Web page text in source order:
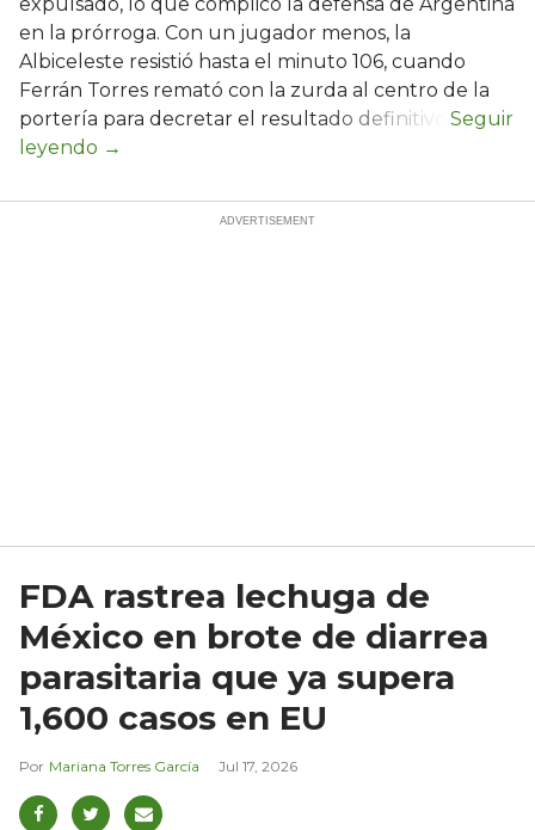
en la prórroga. Con un jugador menos, la
Albiceleste resistió hasta el minuto 106, cuando
Ferrán Torres remató con la zurda al centro de la
portería para decretar el resultado definitivo.
FDA rastrea lechuga de
México en brote de diarrea
parasitaria que ya supera
1,600 casos en EU
Mariana Torres García Jul 17, 2026